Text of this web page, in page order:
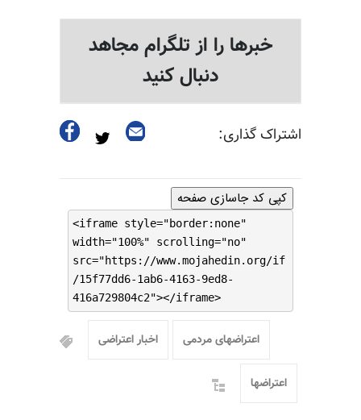
خبرها را از تلگرام مجاهد
دنبال کنید
اشتراک گذاری:
کپی کد جاسازی صفحه
<iframe style="border:none"
width="100%" scrolling="no"
src="https://www.mojahedin.org/if
/15f77dd6-1ab6-4163-9ed8-
416a729804c2"></iframe>
اعتراضهای مردمی اخبار اعتراضی
اعتراضها